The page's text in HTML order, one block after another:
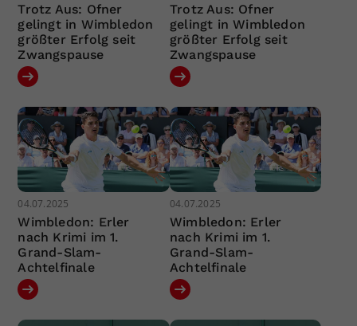
Trotz Aus: Ofner
gelingt in Wimbledon
größter Erfolg seit
Zwangspause
Trotz Aus: Ofner
gelingt in Wimbledon
größter Erfolg seit
Zwangspause
04.07.2025
Wimbledon: Erler
nach Krimi im 1.
Grand-Slam-
Achtelfinale
04.07.2025
Wimbledon: Erler
nach Krimi im 1.
Grand-Slam-
Achtelfinale